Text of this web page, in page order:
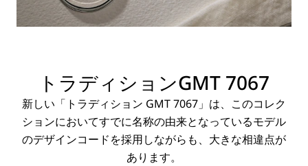
トラディションGMT 7067
新しい「トラディション GMT 7067」は、このコレク
ションにおいてすでに名称の由来となっているモデル
のデザインコードを採用しながらも、大きな相違点が
あります。